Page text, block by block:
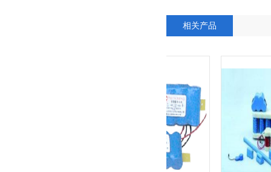
相关产品